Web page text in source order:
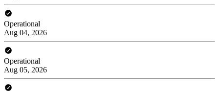
Operational
Aug 04, 2026
Operational
Aug 05, 2026